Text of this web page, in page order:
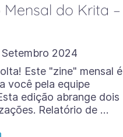
do Krita –
2024
Este "zine" mensal é
você pela equipe
edição abrange dois
Relatório de …